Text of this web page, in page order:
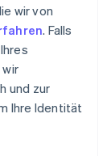
wir von
. Falls
und zur
Ihre Identität